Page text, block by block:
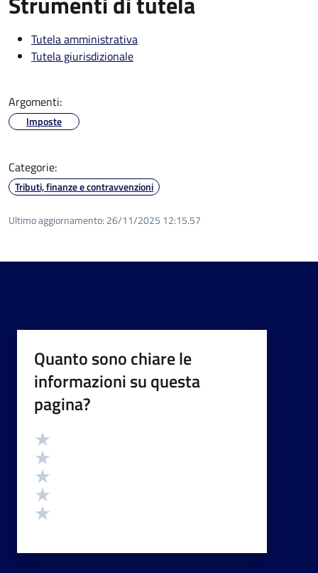
Tutela amministrativa
Tutela giurisdizionale
Argomenti:
Imposte
Categorie:
Tributi, finanze e contravvenzioni
Ultimo aggiornamento: 26/11/2025 12:15.57
Quanto sono chiare le
informazioni su questa
pagina?
Valutazione